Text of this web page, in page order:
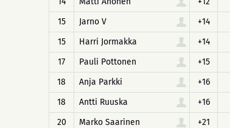
15
Jarno V +14
15
Harri Jormakka +14
17
Pauli Pottonen +15
18
Anja Parkki +16
18
Antti Ruuska +16
20
Marko Saarinen +21